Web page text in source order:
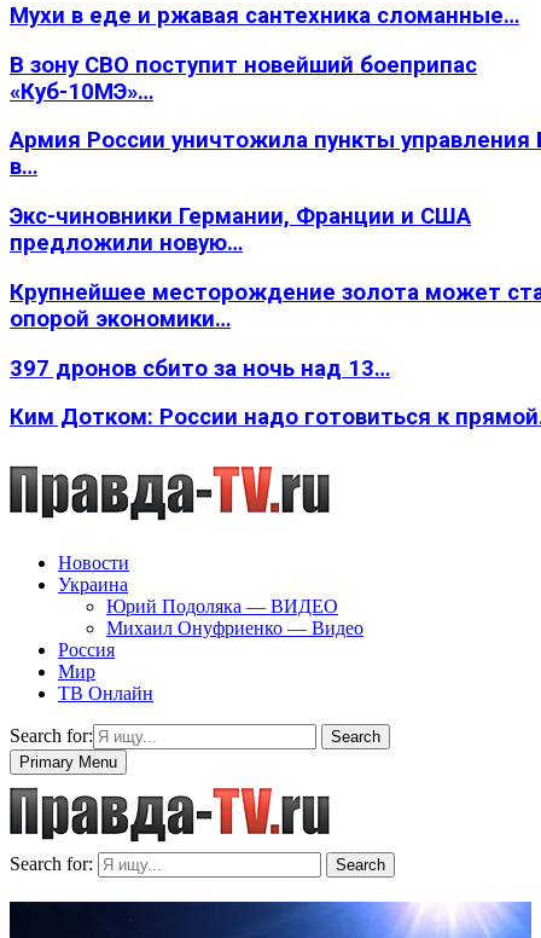
Мухи в еде и ржавая сантехника сломанные…
В зону СВО поступит новейший боеприпас
«Куб-10МЭ»…
Армия России уничтожила пункты
в…
Экс-чиновники Германии, Франции и США
предложили новую…
Крупнейшее месторождение золота может
опорой экономики…
397 дронов сбито за ночь над 13…
Ким Дотком: России надо готовиться к
Новости
Украина
Юрий Подоляка — ВИДЕО
Михаил Онуфриенко — Видео
Россия
Мир
ТВ Онлайн
Search for:
Search
Primary Menu
Search for: Search